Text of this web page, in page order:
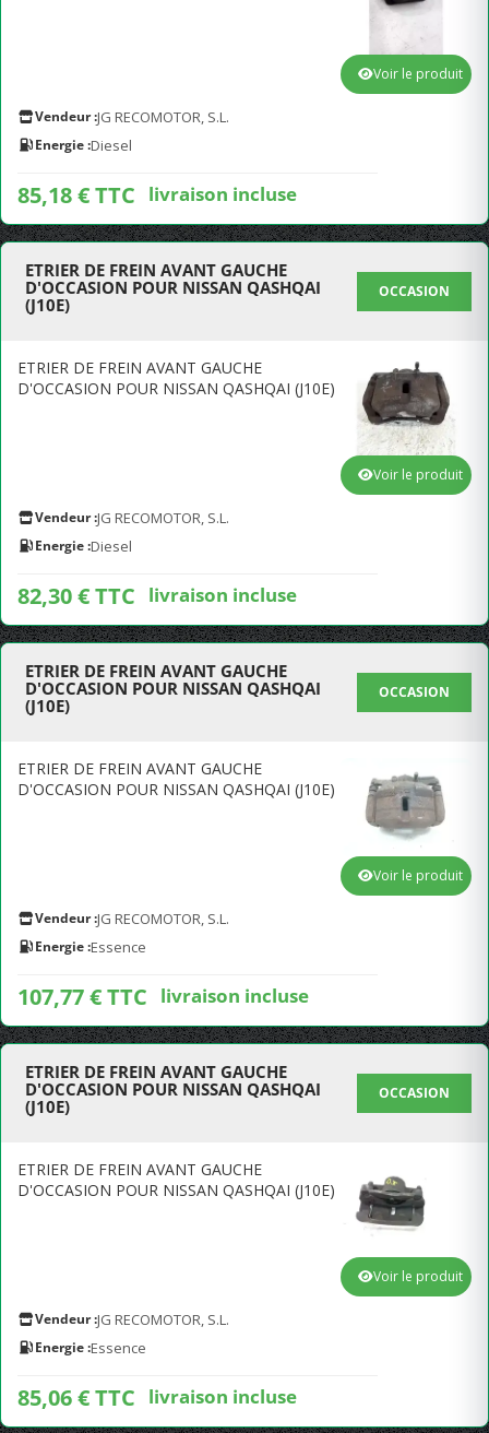
Vendeur :JG RECOMOTOR, S.L.
Energie :Diesel
85,18 € TTC livraison incluse
Voir le produit
ETRIER DE FREIN AVANT GAUCHE
D'OCCASION POUR NISSAN QASHQAI
(J10E)
OCCASION
ETRIER DE FREIN AVANT GAUCHE
D'OCCASION POUR NISSAN QASHQAI (J10E)
Vendeur :JG RECOMOTOR, S.L.
Energie :Diesel
82,30 € TTC livraison incluse
Voir le produit
ETRIER DE FREIN AVANT GAUCHE
D'OCCASION POUR NISSAN QASHQAI
(J10E)
OCCASION
ETRIER DE FREIN AVANT GAUCHE
D'OCCASION POUR NISSAN QASHQAI (J10E)
Vendeur :JG RECOMOTOR, S.L.
Energie :Essence
107,77 € TTC livraison incluse
Voir le produit
ETRIER DE FREIN AVANT GAUCHE
D'OCCASION POUR NISSAN QASHQAI
(J10E)
OCCASION
ETRIER DE FREIN AVANT GAUCHE
D'OCCASION POUR NISSAN QASHQAI (J10E)
Vendeur :JG RECOMOTOR, S.L.
Energie :Essence
85,06 € TTC livraison incluse
Voir le produit